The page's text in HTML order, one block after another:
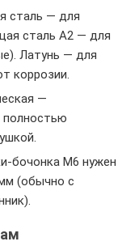
сталь — для
сталь A2 — для
Латунь — для
коррозии.
—
полностью
бочонка М6 нужен
(обычно с